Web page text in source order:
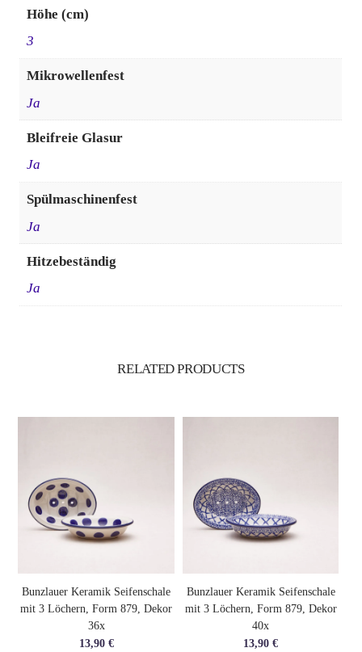
Höhe (cm)
3
Mikrowellenfest
Ja
Bleifreie Glasur
Ja
Spülmaschinenfest
Ja
Hitzebeständig
Ja
RELATEDPRODUCTS
Bunzlauer Keramik Seifenschale
mit 3 Löchern, Form 879, Dekor
36x
13,90 €
Bunzlauer Keramik Seifenschale
mit 3 Löchern, Form 879, Dekor
40x
13,90€